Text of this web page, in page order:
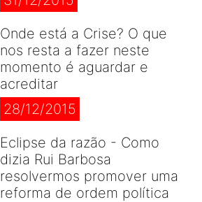
Onde está a Crise? O que
nos resta a fazer neste
momento é aguardar e
acreditar
28/12/2015
Eclipse da razão - Como
dizia Rui Barbosa
resolvermos promover uma
reforma de ordem política